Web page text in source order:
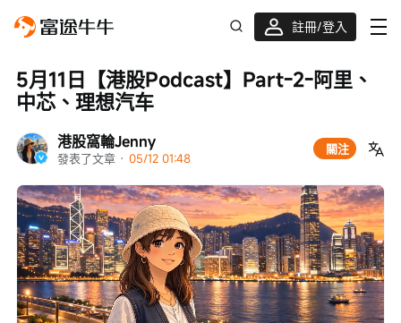
註冊/登入
迎新驚喜賞 股票/BTC等任你揀!
港股窩輪Jenny
發表了文章 · 05/12 01:48
關注
5月11日【港股Podcast】Part-2-阿里、
中芯、理想汽车